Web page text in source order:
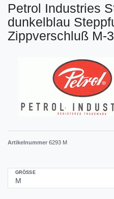
Petrol Industries
dunkelblau
Zippverschluß M-
Artikelnummer 6293 M
GRÖSSE